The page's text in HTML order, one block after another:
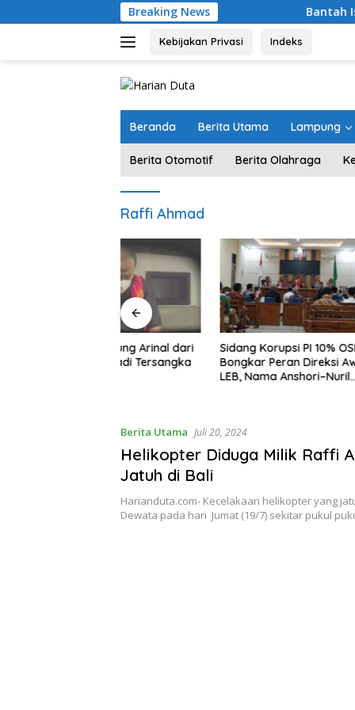
ke
Breaking News Bantah Isu Pakai
Kebijakan Privasi Indeks
Beranda Berita Utama Lampung
Berita Otomotif Berita Olahraga
Raffi Ahmad
Sidang Korupsi PI 10% OSES
Bongkar Peran Direksi Awal PT
LEB, Nama Anshori–Nuril
Rute
Dibuka,
Berita Utama Juli 20, 2024
Helikopter Diduga Milik Raffi
Jatuh di Bali
Harianduta.com- Kecelakaan helikopter yang
Dewata pada hari Jumat (19/7) sekitar pukul